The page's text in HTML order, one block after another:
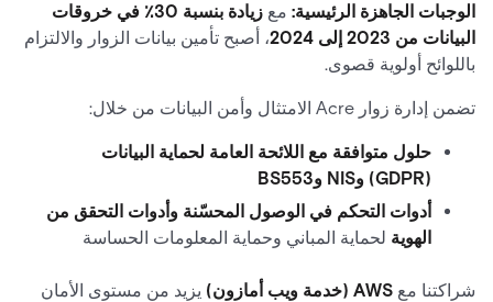
الوجبات الجاهزة الرئيسية: مع
زيادة بنسبة 30٪ في خروقات
البيانات من 2023 إلى 2024
، أصبح تأمين بيانات الزوار والالتزام
باللوائح أولوية قصوى.
تضمن إدارة زوار Acre الامتثال وأمن البيانات من خلال:
حلول متوافقة مع اللائحة العامة لحماية البيانات
(GDPR) وNIS وBS553
أدوات التحكم في الوصول المحسّنة وأدوات التحقق من
الهوية لحماية المباني وحماية المعلومات الحساسة
شراكتنا مع AWS (خدمة ويب أمازون)
يزيد من مستوى الأمان